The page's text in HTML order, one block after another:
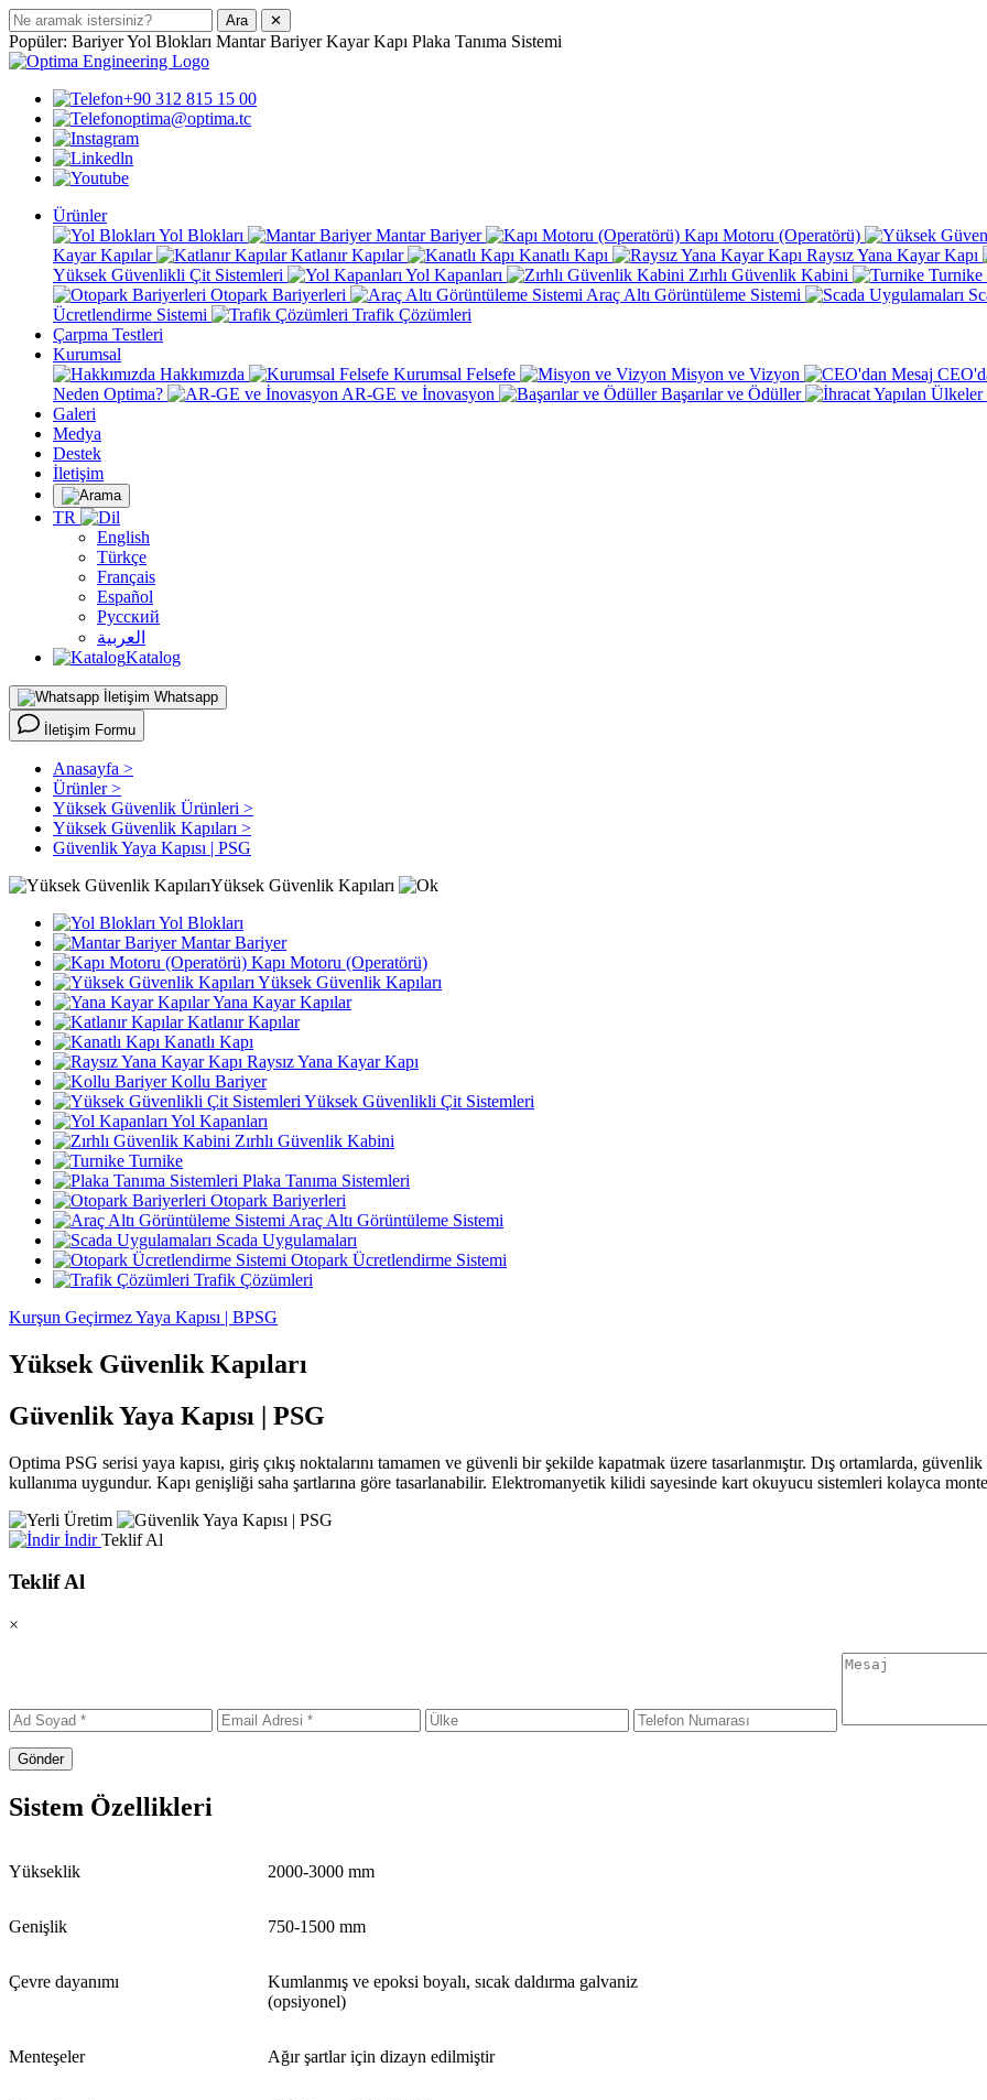
Ara ✕
Popüler: BariyerYol Blokları Mantar Bariyer Kayar Kapı Plaka Tanıma Sistemi
+90 312 815 15 00
optima@optima.tc
Ürünler
Yol Blokları
Mantar Bariyer Kapı Motoru (Operatörü)
Kayar Kapılar
Katlanır Kapılar Kanatlı Kapı Raysız Yana Kayar Kapı
Yüksek Güvenlikli Çit Sistemleri
Yol Kapanları Zırhlı Güvenlik Kabini Turnike
Otopark Bariyerleri
Araç Altı Görüntüleme Sistemi
Ücretlendirme Sistemi
Trafik Çözümleri
Çarpma Testleri
Kurumsal
Hakkımızda
Kurumsal Felsefe Misyon ve Vizyon
Neden Optima?
AR-GE ve İnovasyon Başarılar ve Ödüller
Galeri
Medya
Destek
İletişim
TR
English
Türkçe
Français
Español
Русский
العربية
Katalog
Whatsapp
İletişim Formu
Anasayfa >
Ürünler >
Yüksek Güvenlik Ürünleri >
Yüksek Güvenlik Kapıları >
Güvenlik Yaya Kapısı | PSG
Yüksek Güvenlik Kapıları
Yol Blokları
Mantar Bariyer
Kapı Motoru (Operatörü)
Yüksek Güvenlik Kapıları
Yana Kayar Kapılar
Katlanır Kapılar
Kanatlı Kapı
Raysız Yana Kayar Kapı
Kollu Bariyer
Yüksek Güvenlikli Çit Sistemleri
Yol Kapanları
Zırhlı Güvenlik Kabini
Turnike
Plaka Tanıma Sistemleri
Otopark Bariyerleri
Araç Altı Görüntüleme Sistemi
Scada Uygulamaları
Otopark Ücretlendirme Sistemi
Trafik Çözümleri
Kurşun Geçirmez Yaya Kapısı | BPSG
Yüksek Güvenlik Kapıları
Güvenlik Yaya Kapısı | PSG
Optima PSG serisi yaya kapısı, giriş çıkış noktalarını tamamen ve güvenli bir şekilde kapatmak üzere tasarlanmıştır. Dış ortamlarda,
kullanıma uygundur. Kapı genişliği saha şartlarına göre tasarlanabilir. Elektromanyetik kilidi sayesinde kart okuyucu sistemleri kolayca
İndirTeklif Al
Teklif Al
×
Gönder
Sistem Özellikleri
Yükseklik 2000-3000 mm
Genişlik 750-1500 mm
Çevre dayanımı
Kumlanmış ve epoksi boyalı, sıcak daldırma galvaniz
(opsiyonel)
Menteşeler Ağır şartlar için dizayn edilmiştir